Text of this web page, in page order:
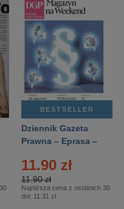
BESTSELLER
Dziennik Gazeta
Prawna – Eprasa –
11.90 zł
11.90 zł
Najniższa cena z ostatnich 30
dni: 11.31 zł